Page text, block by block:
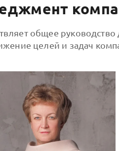
общее
целей и задач